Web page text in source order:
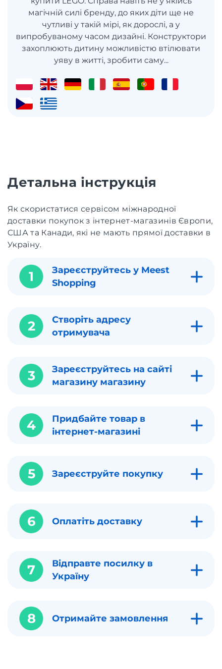
магічній силі бренду, до яких діти ще не
чутливі у такій мірі, як дорослі, а у
випробуваному часом дизайні. Конструктори
захоплюють дитину можливістю втілювати
уяву в житті, зробити саму...
Детальна інструкція
Як скористатися сервісом міжнародної
доставки покупок з інтернет-магазинів Європи,
США та Канади, які не мають прямої доставки в
Україну.
1
Зареєструйтесь у Meest
Shopping
2
Створіть адресу
отримувача
3
Зареєструйтесь на сайті
магазину магазину
4
Придбайте товар в
інтернет-магазині
5 Зареєструйте покупку
6 Оплатіть доставку
7
Відправте посилку в
Україну
8 Отримайте замовлення